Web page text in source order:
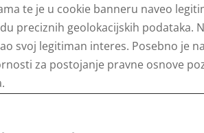
te je u cookie banneru naveo
preciznih geolokacijskih podataka.
svoj legitiman interes. Posebno je
za postojanje pravne osnove